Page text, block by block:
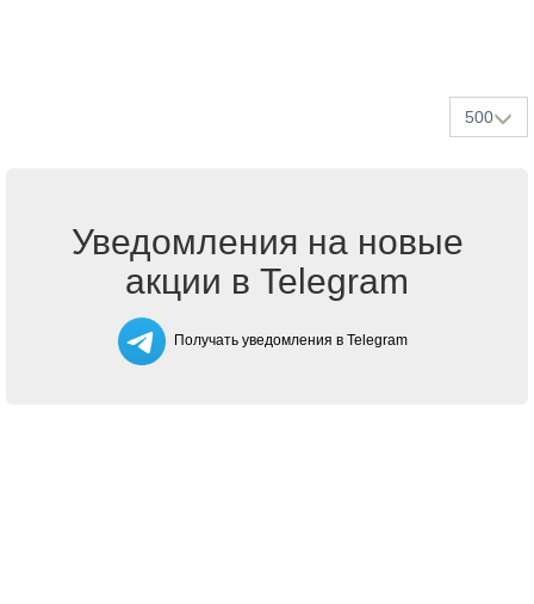
500
Уведомления на новые
акции в Telegram
Получать уведомления в Telegram